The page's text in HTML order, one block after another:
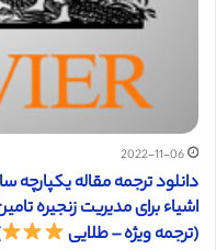
2022-11-06
دانلود ترجمه مقاله یکپارچه
(ترجمه ویژه – طلایی